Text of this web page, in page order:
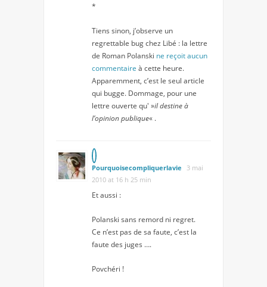
*
Tiens sinon, j’observe un
regrettable bug chez Libé : la lettre
de Roman Polanski ne reçoit aucun
commentaire à cette heure.
Apparemment, c’est le seul article
qui bugge. Dommage, pour une
lettre ouverte qu' »il destine à
l’opinion publique« .
Pourquoisecompliquerlavie
3 mai
2010 at 16 h 25 min
Et aussi :
Polanski sans remord ni regret.
Ce n’est pas de sa faute, c’est la
faute des juges ….
Povchéri !